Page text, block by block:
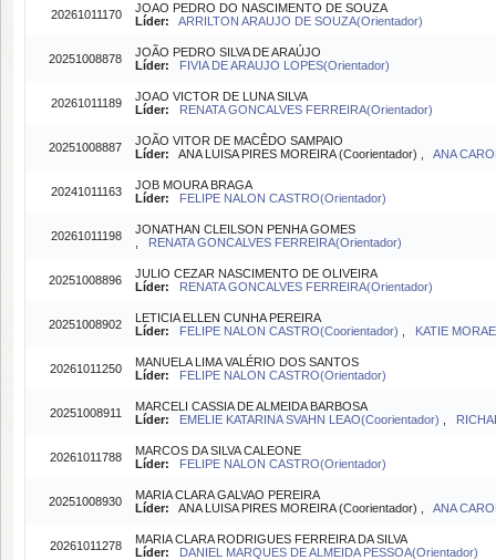
20261011170
JOAO PEDRO DO NASCIMENTO DE SOUZA
Líder:
ARRILTON ARAUJO DE SOUZA(Orientador)
20251008878
JOÃO PEDRO SILVA DE ARAÚJO
Líder:
FIVIA DE ARAUJO LOPES(Orientador)
20261011189
JOAO VICTOR DE LUNA SILVA
Líder:
RENATA GONCALVES FERREIRA(Orientador)
20251008887
JOÃO VITOR DE MACÊDO SAMPAIO
Líder: ANA LUISA PIRES MOREIRA (Coorientador) , ANA
20241011163
JOB MOURA BRAGA
Líder:
FELIPE NALON CASTRO(Orientador)
20261011198
JONATHAN CLEILSON PENHA GOMES
RENATA GONCALVES FERREIRA(Orientador)
20251008896
JULIO CEZAR NASCIMENTO DE OLIVEIRA
Líder:
RENATA GONCALVES FERREIRA(Orientador)
20251008902
LETICIA ELLEN CUNHA PEREIRA
Líder:
FELIPE NALON CASTRO(Coorientador) KATIE
20261011250
MANUELA LIMA VALÉRIO DOS SANTOS
Líder:
FELIPE NALON CASTRO(Orientador)
20251008911
MARCELI CASSIA DE ALMEIDA BARBOSA
Líder:
EMELIE KATARINA SVAHN LEAO(Coorientador)
20261011788
MARCOS DA SILVA CALEONE
Líder:
FELIPE NALON CASTRO(Orientador)
20251008930
MARIA CLARA GALVAO PEREIRA
Líder: ANA LUISA PIRES MOREIRA (Coorientador) , ANA
20261011278
MARIA CLARA RODRIGUES FERREIRA DA SILVA
Líder:
DANIEL MARQUES DE ALMEIDA PESSOA(Orientador)